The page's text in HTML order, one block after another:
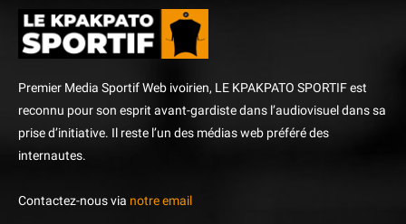
Premier Media Sportif Web ivoirien, LE KPAKPATO SPORTIF est
reconnu pour son esprit avant-gardiste dans l’audiovisuel dans sa
prise d’initiative. Il reste l’un des médias web préféré des
internautes.
Contactez-nous via notre email